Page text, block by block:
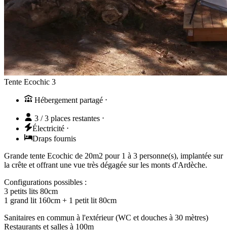
Tente Ecochic 3
Hébergement partagé ⋅
3 / 3 places restantes ⋅
Électricité ⋅
Draps fournis
Grande tente Ecochic de 20m2 pour 1 à 3 personne(s), implantée sur
la crête et offrant une vue très dégagée sur les monts d'Ardèche.
Configurations possibles :
3 petits lits 80cm
1 grand lit 160cm + 1 petit lit 80cm
Sanitaires en commun à l'extérieur (WC et douches à 30 mètres)
Restaurants et salles à 100m